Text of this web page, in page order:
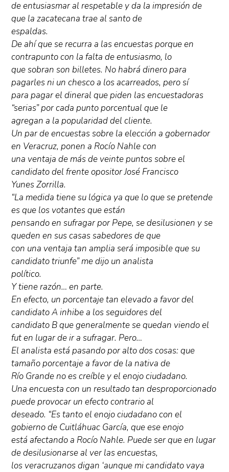
de entusiasmar al respetable y da la impresión de
que la zacatecana trae al santo de
espaldas.
De ahí que se recurra a las encuestas porque en
contrapunto con la falta de entusiasmo, lo
que sobran son billetes. No habrá dinero para
pagarles ni un chesco a los acarreados, pero sí
para pagar el dineral que piden las encuestadoras
“serias” por cada punto porcentual que le
agregan a la popularidad del cliente.
Un par de encuestas sobre la elección a gobernador
en Veracruz, ponen a Rocío Nahle con
una ventaja de más de veinte puntos sobre el
candidato del frente opositor José Francisco
Yunes Zorrilla.
“La medida tiene su lógica ya que lo que se pretende
es que los votantes que están
pensando en sufragar por Pepe, se desilusionen y se
queden en sus casas sabedores de que
con una ventaja tan amplia será imposible que su
candidato triunfe” me dijo un analista
político.
Y tiene razón… en parte.
En efecto, un porcentaje tan elevado a favor del
candidato A inhibe a los seguidores del
candidato B que generalmente se quedan viendo el
fut en lugar de ir a sufragar. Pero…
El analista está pasando por alto dos cosas: que
tamaño porcentaje a favor de la nativa de
Río Grande no es creíble y el enojo ciudadano.
Una encuesta con un resultado tan desproporcionado
puede provocar un efecto contrario al
deseado. “Es tanto el enojo ciudadano con el
gobierno de Cuitláhuac García, que ese enojo
está afectando a Rocío Nahle. Puede ser que en lugar
de desilusionarse al ver las encuestas,
los veracruzanos digan ‘aunque mi candidato vaya